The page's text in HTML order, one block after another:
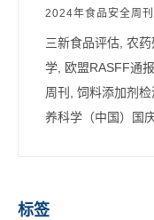
2024年食品安全周刊
三新食品评估, 农
学, 欧盟RASFF通
周刊, 饲料添加剂
养科学（中国）国
标签